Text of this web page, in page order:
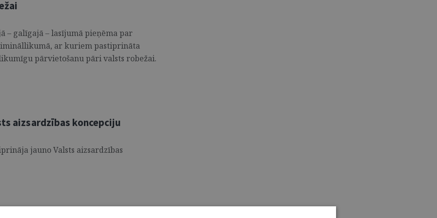
– galīgajā – lasījumā pieņēma par
ar kuriem pastiprināta
pārvietošanu pāri valsts robežai.
aizsardzības koncepciju
jauno Valsts aizsardzības